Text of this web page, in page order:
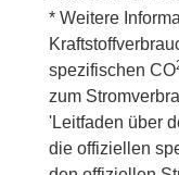
* Weitere
spezifischen CO
zum
'Leitfaden über
die offiziellen